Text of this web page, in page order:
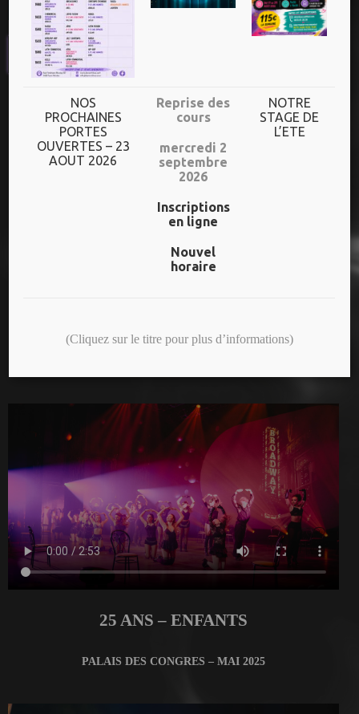
Plus de 70h de cours/semaine
Dès l’âge de 3 ans jusqu’aux adultes
Un niveau adapté à chaque danseur
NOS DERNIERS SPECTACLES
25 ANS – ENFANTS
PALAIS DES CONGRES – MAI 2025
NOS
PROCHAINES
PORTES
OUVERTES – 23
AOUT 2026
Reprise des
cours
mercredi 2
septembre
2026
Inscriptions
en ligne
Nouvel
horaire
NOTRE
STAGE DE
L’ETE
(Cliquez sur le titre pour plus d’informations)